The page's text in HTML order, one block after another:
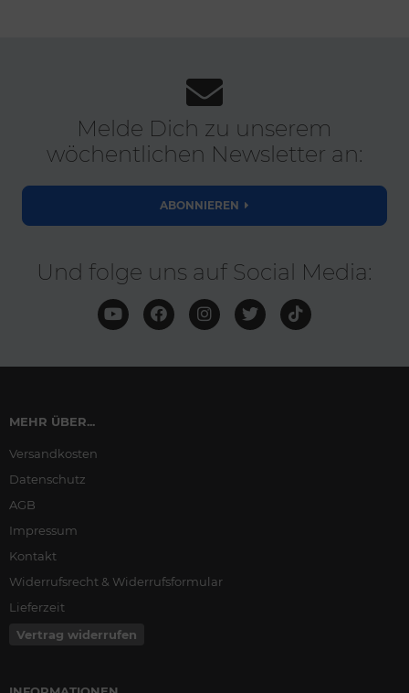
Melde Dich zu unserem
wöchentlichen Newsletter an:
ABONNIEREN
Und folge uns auf Social Media:
MEHR ÜBER...
Versandkosten
Datenschutz
AGB
Impressum
Kontakt
Widerrufsrecht & Widerrufsformular
Lieferzeit
Vertrag widerrufen